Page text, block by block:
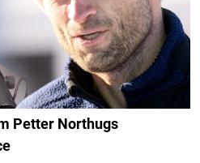
Petter Northugs